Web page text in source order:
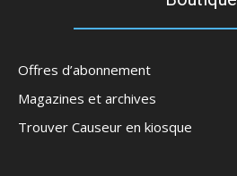
Offres d’abonnement
Magazines et archives
Trouver Causeur en kiosque